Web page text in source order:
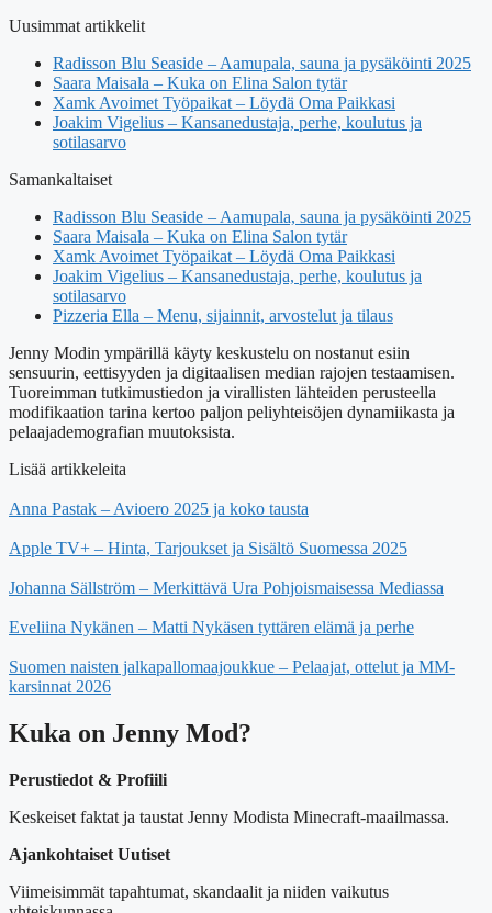
Uusimmat artikkelit
Radisson Blu Seaside – Aamupala, sauna ja pysäköinti 2025
Saara Maisala – Kuka on Elina Salon tytär
Xamk Avoimet Työpaikat – Löydä Oma Paikkasi
Joakim Vigelius – Kansanedustaja, perhe, koulutus ja
sotilasarvo
Samankaltaiset
Radisson Blu Seaside – Aamupala, sauna ja pysäköinti 2025
Saara Maisala – Kuka on Elina Salon tytär
Xamk Avoimet Työpaikat – Löydä Oma Paikkasi
Joakim Vigelius – Kansanedustaja, perhe, koulutus ja
sotilasarvo
Pizzeria Ella – Menu, sijainnit, arvostelut ja tilaus
Jenny Modin ympärillä käyty keskustelu on nostanut esiin
sensuurin, eettisyyden ja digitaalisen median rajojen testaamisen.
Tuoreimman tutkimustiedon ja virallisten lähteiden perusteella
modifikaation tarina kertoo paljon peliyhteisöjen dynamiikasta ja
pelaajademografian muutoksista.
Lisää artikkeleita
Anna Pastak – Avioero 2025 ja koko tausta
Apple TV+ – Hinta, Tarjoukset ja Sisältö Suomessa 2025
Johanna Sällström – Merkittävä Ura Pohjoismaisessa Mediassa
Eveliina Nykänen – Matti Nykäsen tyttären elämä ja perhe
Suomen naisten jalkapallomaajoukkue – Pelaajat, ottelut ja MM-
karsinnat 2026
Kuka on Jenny Mod?
Perustiedot & Profiili
Keskeiset faktat ja taustat Jenny Modista Minecraft-maailmassa.
Ajankohtaiset Uutiset
Viimeisimmät tapahtumat, skandaalit ja niiden vaikutus